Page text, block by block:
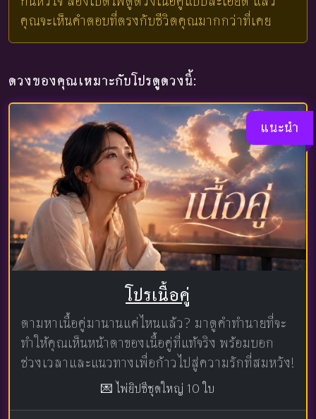
คุณจะเห็นคำตอบที่ตรงกับชีวิตคุณมากกว่าที่เคย
ดวงของคุณเหมาะกับโปรดูดวงนี้:
แนะนำ
โปรเนื้อคู่
ตามหาเนื้อคู่มานานแค่ไหนแล้ว? มาดูคำทำนายที่จะ
ทำให้คุณเห็นหน้าตาของเนื้อคู่ที่แท้จริง พร้อมบอก
ช่วงเวลาและแนวทางเพื่อก้าวไปสู่ความรักที่สมหวัง!
💌 ไพ่ยิปซีชุดใหญ่ 10 ใบ